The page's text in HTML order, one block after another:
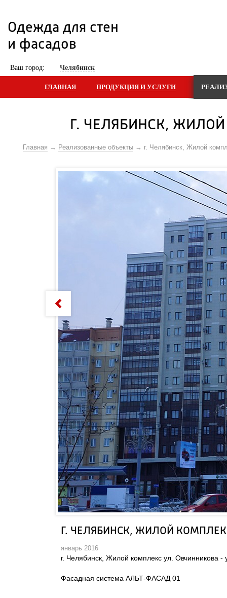
Одежда для стен
и фасадов
Ваш город: Челябинск
ГЛАВНАЯ ПРОДУКЦИЯ И УСЛУГИ
Г. ЧЕЛЯБИНСК,
Главная Реализованные объекты г. Челябинск, Жилой
Г. ЧЕЛЯБИНСК, ЖИЛОЙ
январь 2016
г. Челябинск, Жилой комплекс ул. Овчинникова -
Фасадная система АЛЬТ-ФАСАД 01